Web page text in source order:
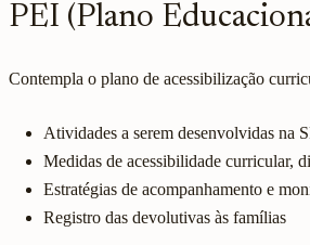
PEI (Plano
Contempla o plano de acessibilização
Atividades a serem desenvolvidas na
Medidas de acessibilidade curricular,
Estratégias de acompanhamento e
Registro das devolutivas às famílias